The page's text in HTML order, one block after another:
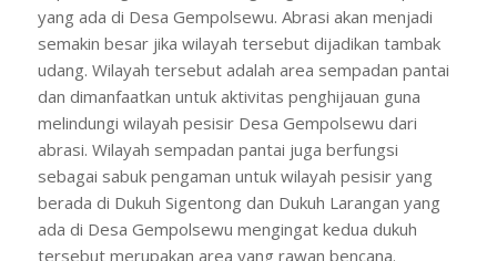
yang ada di Desa Gempolsewu. Abrasi akan menjadi
semakin besar jika wilayah tersebut dijadikan tambak
udang. Wilayah tersebut adalah area sempadan pantai
dan dimanfaatkan untuk aktivitas penghijauan guna
melindungi wilayah pesisir Desa Gempolsewu dari
abrasi. Wilayah sempadan pantai juga berfungsi
sebagai sabuk pengaman untuk wilayah pesisir yang
berada di Dukuh Sigentong dan Dukuh Larangan yang
ada di Desa Gempolsewu mengingat kedua dukuh
tersebut merupakan area yang rawan bencana.